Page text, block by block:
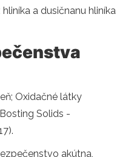
a dusičnanu hliníka
Oxidačné látky
Solids -
akútna,